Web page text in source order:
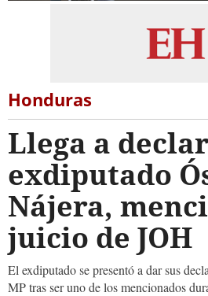
Honduras
Llega a
exdiputado
Nájera,
juicio de JOH
El exdiputado se presentó a dar sus
MP tras ser uno de los mencionados